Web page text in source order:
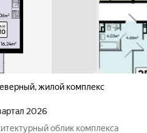
,жилой комплекс
2026